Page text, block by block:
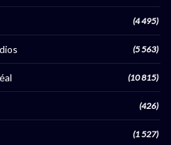
(4 495)
(5 563)
(10 815)
(426)
(1 527)